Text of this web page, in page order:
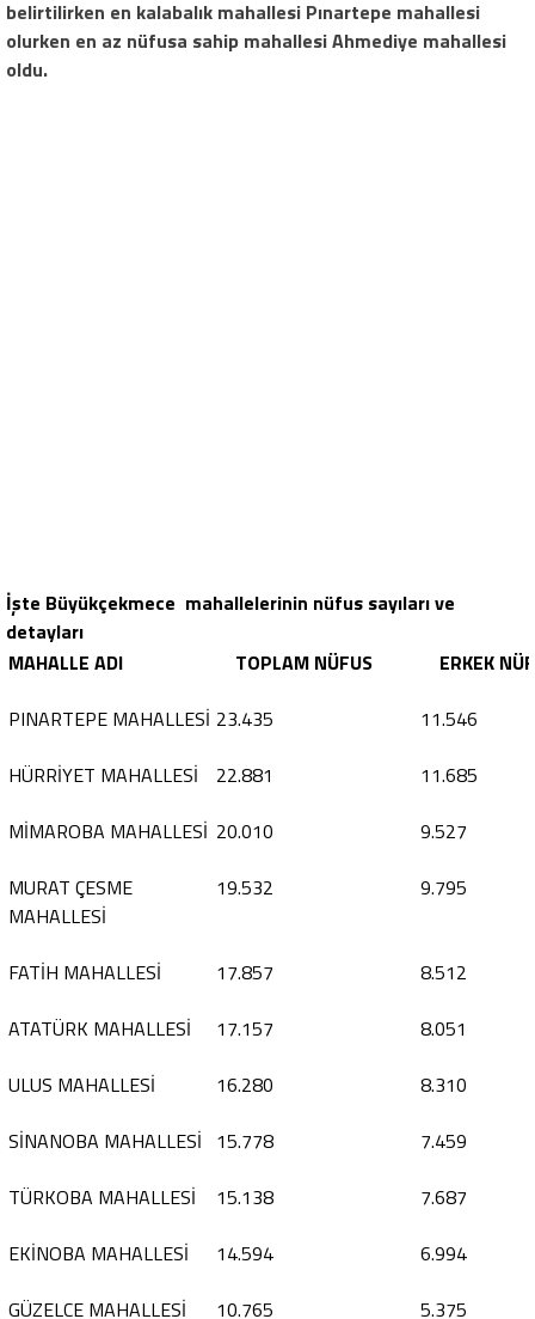
belirtilirken en kalabalık mahallesi Pınartepe mahallesi
olurken en az nüfusa sahip mahallesi Ahmediye mahallesi
oldu.
İşte Büyükçekmece mahallelerinin nüfus sayıları ve
detayları
MAHALLE ADI
TOPLAM NÜFUS
ERKEK
PINARTEPE MAHALLESİ 23.435
11.546
HÜRRİYET MAHALLESİ
22.881
11.685
MİMAROBA MAHALLESİ 20.010
9.527
MURAT ÇESME
MAHALLESİ
19.532 9.795
FATİH MAHALLESİ 17.857
8.512
ATATÜRK MAHALLESİ
17.157
8.051
ULUS MAHALLESİ
16.280
8.310
SİNANOBA MAHALLESİ 15.778
7.459
TÜRKOBA MAHALLESİ
15.138
7.687
EKİNOBA MAHALLESİ
14.594
6.994
GÜZELCE MAHALLESİ
10.765 5.375